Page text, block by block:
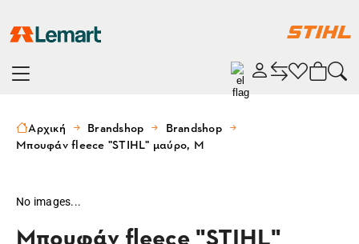
Αρχική Brandshop
Brandshop
Μπουφάν fleece "STIHL" μαύρο, M
No images...
Μπουφάν fleece "STIHL"